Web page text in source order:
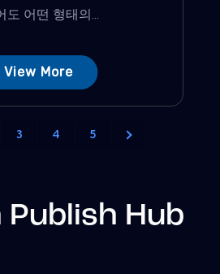
어떤 형태의...
View More
3 4 5
Publish Hub